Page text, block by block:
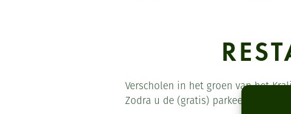
Verscholen in het groen van het
Zodra u de (gratis) parkeerplaats